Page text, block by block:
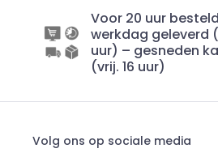
Voor 20 uur
werkdag geleverd
uur) – gesneden
(vrij. 16 uur)
Volg ons op sociale media